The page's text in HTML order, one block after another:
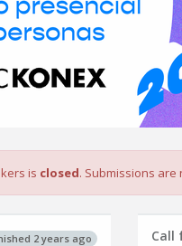
is closed. Submissions are
2 years ago Call